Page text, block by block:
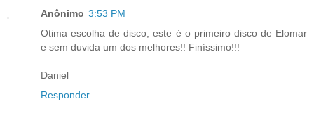
Anônimo 3:53 PM
Otima escolha de disco, este é o primeiro disco de Elomar
e sem duvida um dos melhores!! Finíssimo!!!
Daniel
Responder